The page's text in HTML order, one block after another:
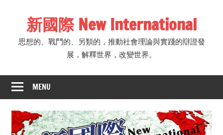
新國際 New International
思想的、戰鬥的、另類的，推動社會理論與實踐的辯證發
展，解釋世界，改變世界。
MENU